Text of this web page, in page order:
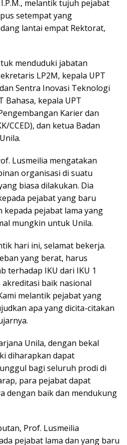
melantik tujuh pejabat
setempat yang
lantai empat Rektorat,
menduduki jabatan
LP2M, kepala UPT
Sentra Inovasi Teknologi
Bahasa, kepala UPT
Karier dan
CCED), dan ketua Badan
Lusmeilia mengatakan
organisasi di suatu
biasa dilakukan. Dia
pejabat yang baru
pejabat lama yang
mungkin untuk Unila.
hari ini, selamat bekerja.
yang berat, harus
terhadap IKU dari IKU 1
akreditasi baik nasional
melantik pejabat yang
apa yang dicita-citakan
Unila, dengan bekal
diharapkan dapat
bagi seluruh prodi di
para pejabat dapat
dengan baik dan mendukung
Prof. Lusmeilia
pejabat lama dan yang baru